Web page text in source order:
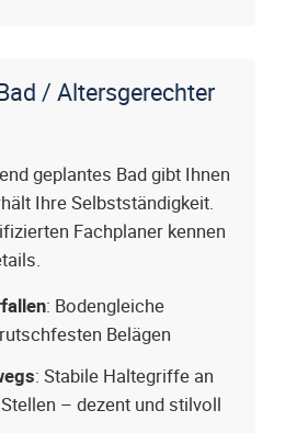
/ Altersgerechter
geplantes Bad gibt Ihnen
Ihre Selbstständigkeit.
Fachplaner kennen
: Bodengleiche
Belägen
: Stabile Haltegriffe an
– dezent und stilvoll